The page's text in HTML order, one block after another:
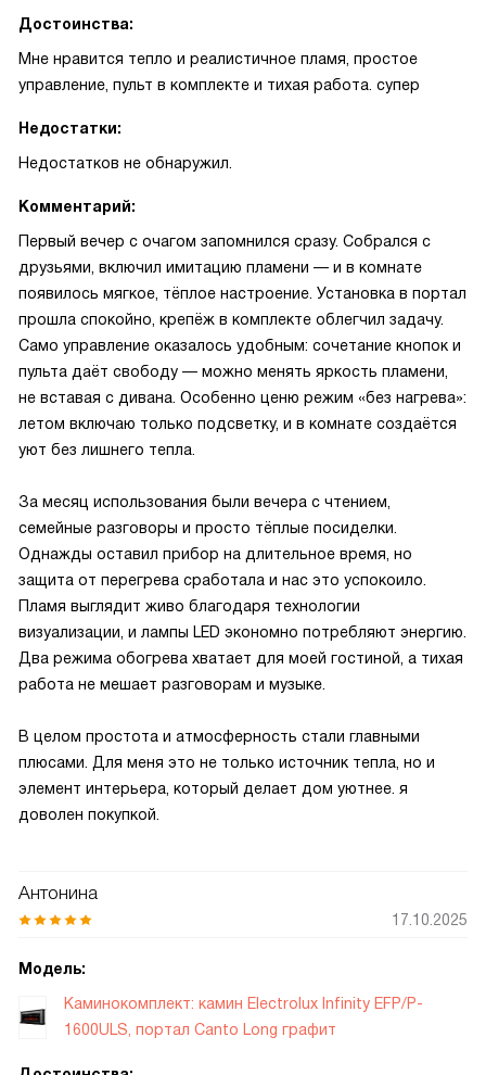
Достоинства:
Мне нравится тепло и реалистичное пламя, простое
управление, пульт в комплекте и тихая работа. супер
Недостатки:
Недостатков не обнаружил.
Комментарий:
Первый вечер с очагом запомнился сразу. Собрался с
друзьями, включил имитацию пламени — и в комнате
появилось мягкое, тёплое настроение. Установка в портал
прошла спокойно, крепёж в комплекте облегчил задачу.
Само управление оказалось удобным: сочетание кнопок и
пульта даёт свободу — можно менять яркость пламени,
не вставая с дивана. Особенно ценю режим «без нагрева»:
летом включаю только подсветку, и в комнате создаётся
уют без лишнего тепла.
За месяц использования были вечера с чтением,
семейные разговоры и просто тёплые посиделки.
Однажды оставил прибор на длительное время, но
защита от перегрева сработала и нас это успокоило.
Пламя выглядит живо благодаря технологии
визуализации, и лампы LED экономно потребляют энергию.
Два режима обогрева хватает для моей гостиной, а тихая
работа не мешает разговорам и музыке.
В целом простота и атмосферность стали главными
плюсами. Для меня это не только источник тепла, но и
элемент интерьера, который делает дом уютнее. я
доволен покупкой.
Антонина
17.10.2025
Модель:
Каминокомплект: камин Electrolux Infinity EFP/P-
1600ULS, портал Canto Long графит